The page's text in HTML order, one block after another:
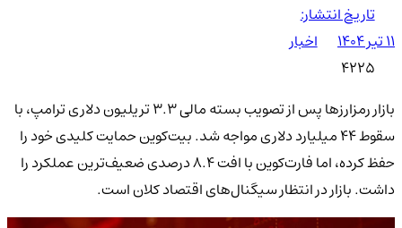
تاریخ انتشار:
۱۱ تیر ۱۴۰۴
اخبار
4225
بازار رمزارزها پس از تصویب بسته مالی ۳.۳ تریلیون دلاری ترامپ، با
سقوط ۴۴ میلیارد دلاری مواجه شد. بیت‌کوین حمایت کلیدی خود را
حفظ کرده، اما فارت‌کوین با افت ۸.۴ درصدی ضعیف‌ترین عملکرد را
داشت. بازار در انتظار سیگنال‌های اقتصاد کلان است.